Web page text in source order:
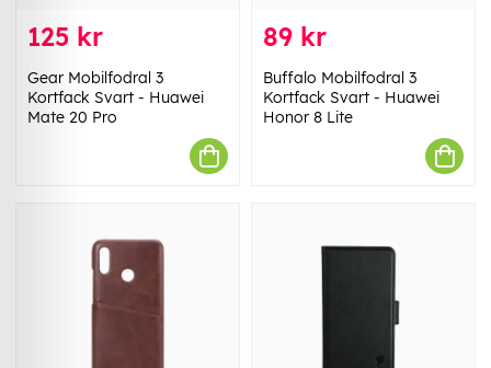
125 kr
Gear Mobilfodral 3
Kortfack Svart - Huawei
Mate 20 Pro
89 kr
Buffalo Mobilfodral 3
Kortfack Svart - Huawei
Honor 8 Lite